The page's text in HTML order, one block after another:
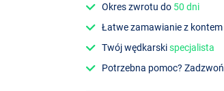
Okres zwrotu do 50 dni
Łatwe zamawianie z kontem
Twój wędkarskispecjalista
Potrzebna pomoc?